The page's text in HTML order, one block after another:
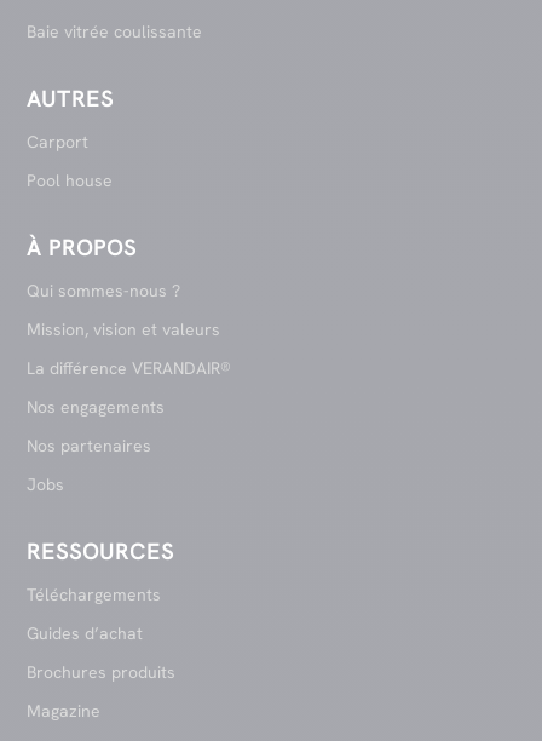
Baie vitrée coulissante
AUTRES
Carport
Pool house
À PROPOS
Qui sommes-nous ?
Mission, vision et valeurs
La différence VERANDAIR®
Nos engagements
Nos partenaires
Jobs
RESSOURCES
Téléchargements
Guides d’achat
Brochures produits
Magazine